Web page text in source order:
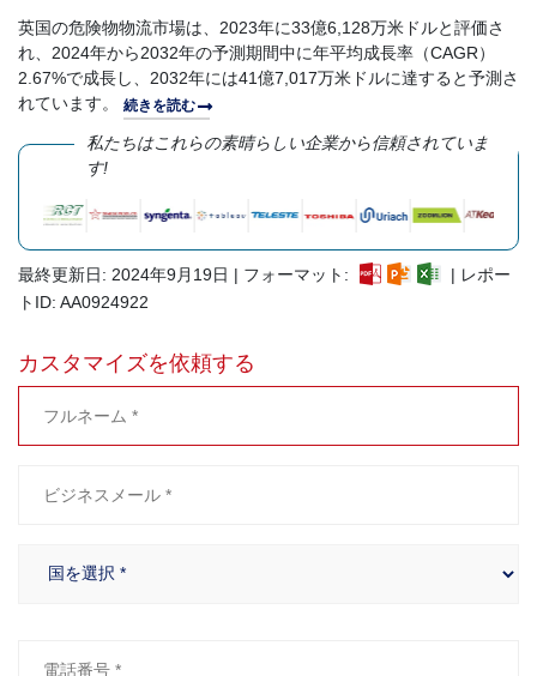
英国の危険物物流市場は、2023年に33億6,128万米ドルと評価さ
れ、2024年から2032年の予測期間中に年平均成長率（CAGR）
2.67%で成長し、2032年には41億7,017万米ドルに達すると予測さ
れています。 続きを読む
私たちはこれらの素晴らしい企業から信頼されていま
す!
最終更新日: 2024年9月19日 | フォーマット:
| レポー
トID: AA0924922
カスタマイズを依頼する